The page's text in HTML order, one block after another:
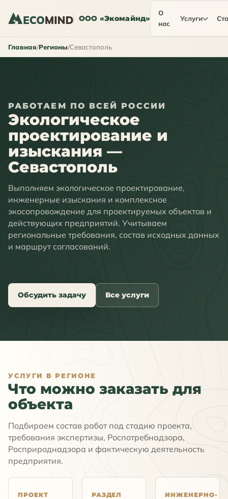
ООО «Экомайнд»
О
нас
Услуги
Главная Регионы Севастополь
РАБОТАЕМ ПО ВСЕЙ РОССИИ
Экологическое
проектирование и
изыскания —
Севастополь
Выполняем экологическое проектирование,
инженерные изыскания и комплексное
экосопровождение для проектируемых объектов и
действующих предприятий. Учитываем
региональные требования, состав исходных данных
и маршрут согласований.
Обсудить задачу Все услуги
УСЛУГИ В РЕГИОНЕ
Что можно заказать для
объекта
Подбираем состав работ под стадию проекта,
требования экспертизы, Роспотребнадзора,
Росприроднадзора и фактическую деятельность
предприятия.
ПРОЕКТ
РАЗДЕЛ
ИНЖЕНЕРНО-